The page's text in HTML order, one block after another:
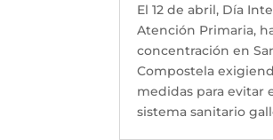
El 12 de abril, Día
Atención Primaria,
concentración en
Compostela
medidas para evitar
sistema sanitario